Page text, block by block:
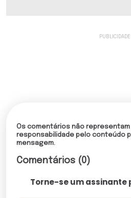
Os comentários não
responsabilidade pelo conteúdo
mensagem.
Comentários (0)
Torne-se um assinante